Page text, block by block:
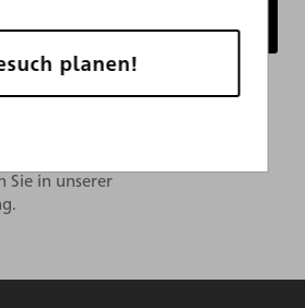
Abonnements per E-Mail
kann jederzeit über
widerrufen werden. Weitere
Sie in unserer
planen!